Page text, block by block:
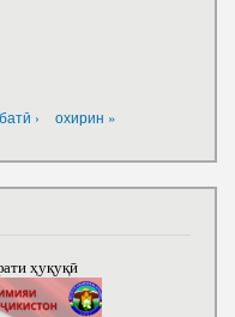
› охирин »
ҳуқуқӣ